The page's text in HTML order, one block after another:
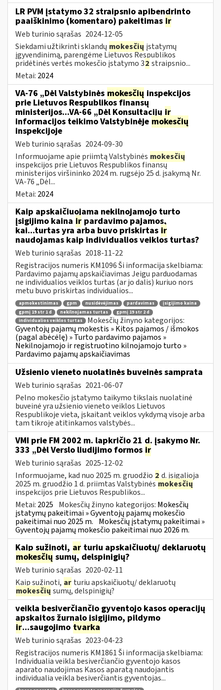
LR PVM įstatymo 32 straipsnio apibendrinto
paaiškinimo (komentaro) pakeitimas ir
Web turinio sąrašas 2024-12-05
Siekdami užtikrinti sklandų mokesčių įstatymų
įgyvendinimą, parengėme Lietuvos Respublikos
pridėtinės vertės mokesčio įstatymo 32 straipsnio...
Metai: 2024
VA-76 „Dėl Valstybinės mokesčių inspekcijos
prie Lietuvos Respublikos finansų
ministerijos...VA-66 „Dėl Konsultacijų ir
informacijos teikimo Valstybinėje mokesčių
inspekcijoje
Web turinio sąrašas 2024-09-30
Informuojame apie priimtą Valstybinės mokesčių
inspekcijos prie Lietuvos Respublikos finansų
ministerijos viršininko 2024 m. rugsėjo 25 d. įsakymą Nr.
VA-76 „Dėl...
Metai: 2024
Kaip apskaičiuojama nekilnojamojo turto
įsigijimo kaina ir pardavimo pajamos,
kai...turtas yra arba buvo priskirtas ir
naudojamas kaip individualios veiklos turtas?
Web turinio sąrašas 2018-11-22
Registracijos numeris KM1096 Ši informacija skelbiama:
Pardavimo pajamų apskaičiavimas Jeigu parduodamas
ne individualios veiklos turtas (ar jo dalis) kuriuo nors
metu buvo priskirtas individualios...
apmokestinimas gpm nusidėvėjimas pardavimas
įsigijimo kaina
gpmį 19 str 1 d
nekilnojamas turtas
gpmį 19 str 2 d
individualios veiklos turtas
Mokesčių žinyno kategorijos:
Gyventojų pajamų mokestis » Kitos pajamos / išmokos
(pagal abėcėlę) » Turto pardavimo pajamos »
Nekilnojamojo ir registruotino kilnojamojo turto »
Pardavimo pajamų apskaičiavimas
Užsienio vieneto nuolatinės buveinės samprata
Web turinio sąrašas 2021-06-07
Pelno mokesčio įstatymo taikymo tikslais nuolatinė
buveinė yra užsienio vieneto veiklos Lietuvos
Respublikoje vieta, įskaitant veiklos vykdymą visoje arba
tam tikroje atitinkamos valstybės...
VMI prie FM 2002 m. lapkričio 21 d. įsakymo Nr.
333 „Dėl Verslo liudijimo formos ir
Web turinio sąrašas 2025-12-02
Informuojame, kad nuo 2025 m. gruodžio 2 d. įsigalioja
2025 m. gruodžio 1 d. priimtas Valstybinėsmokesčių
inspekcijos prie Lietuvos Respublikos...
Metai: 2025 Mokesčių žinyno kategorijos: Mokesčių
įstatymų pakeitimai » Gyventojų pajamų mokesčio
pakeitimai nuo 2025 m. Mokesčių įstatymų pakeitimai »
Gyventojų pajamų mokesčio pakeitimai nuo 2026 m.
Kaip sužinoti, ar turiu apskaičiuotų/ deklaruotų
mokesčių sumų, delspinigių?
Web turinio sąrašas 2020-02-11
Kaip sužinoti, ar turiu apskaičiuotų/ deklaruotų
mokesčių sumų, delspinigių?
veikla besiverčiančio gyventojo kasos operacijų
apskaitos žurnalo įsigijimo, pildymo
ir...saugojimo tvarka
Web turinio sąrašas 2023-04-23
Registracijos numeris KM1861 Ši informacija skelbiama:
Individualia veikla besiverčiančio gyventojo kasos
aparato naudojimas Kasos aparatą naudojantis
individualia veikla besiverčiantis gyventojas...